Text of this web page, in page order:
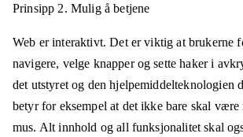
Prinsipp 2. Mulig å betjene
Web er interaktivt. Det er viktig at brukerne
navigere, velge knapper og sette haker i
det utstyret og den hjelpemiddelteknologien
betyr for eksempel at det ikke bare skal
mus. Alt innhold og all funksjonalitet skal